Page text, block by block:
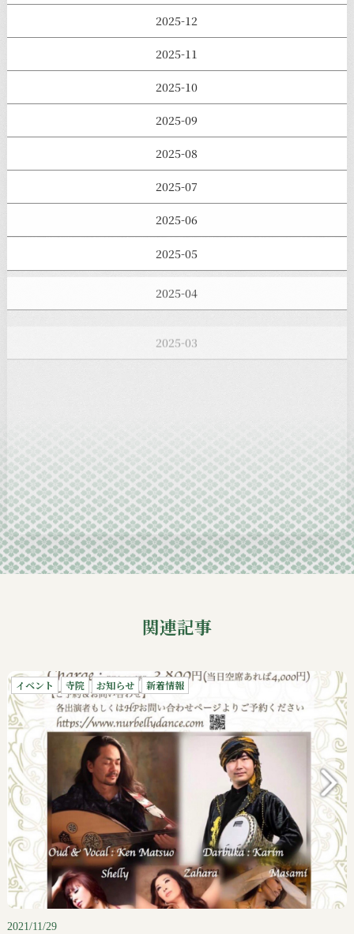
2025-12
2025-11
2025-10
2025-09
2025-08
2025-07
2025-06
2025-05
2025-04
2025-02
2024-11
2024-10
2024-09
関連記事
イベント 寺院 お知らせ 新着情報
2021/11/29